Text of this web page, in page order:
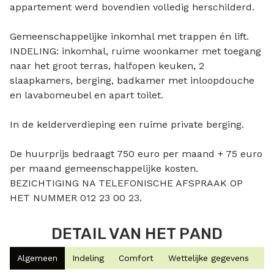
appartement werd bovendien volledig herschilderd.
Gemeenschappelijke inkomhal met trappen én lift.
INDELING: inkomhal, ruime woonkamer met toegang
naar het groot terras, halfopen keuken, 2
slaapkamers, berging, badkamer met inloopdouche
en lavabomeubel en apart toilet.
In de kelderverdieping een ruime private berging.
De huurprijs bedraagt 750 euro per maand + 75 euro
per maand gemeenschappelijke kosten.
BEZICHTIGING NA TELEFONISCHE AFSPRAAK OP
HET NUMMER 012 23 00 23.
DETAIL VAN HET PAND
Algemeen Indeling Comfort Wettelijke gegevens